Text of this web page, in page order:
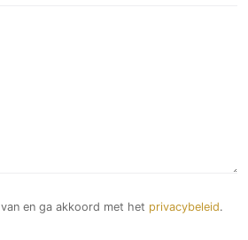
en ga akkoord met het privacybeleid.